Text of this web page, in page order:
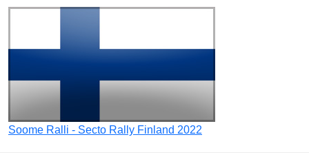
Soome Ralli - Secto Rally Finland 2022